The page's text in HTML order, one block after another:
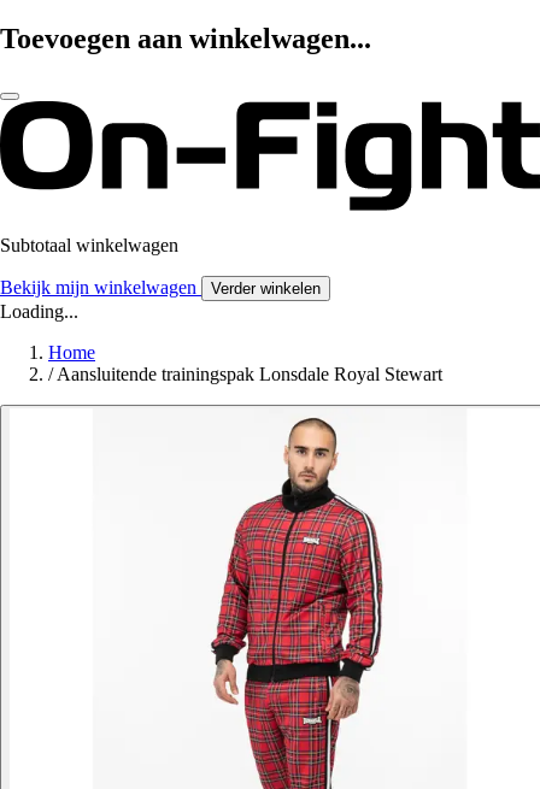
Toevoegen aan winkelwagen...
Subtotaal winkelwagen
Bekijk mijn winkelwagen Verder winkelen
Loading...
Home
/ Aansluitende trainingspak Lonsdale Royal Stewart